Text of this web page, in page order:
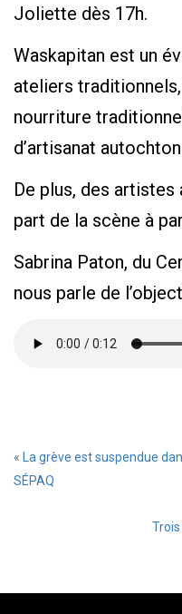
Joliette dès 17h.
Waskapitan est un
ateliers
nourriture
d’artisanat
De plus, des
part de la scène à
Sabrina Paton, du
nous parle de
«
La grève est suspendue
SÉPAQ